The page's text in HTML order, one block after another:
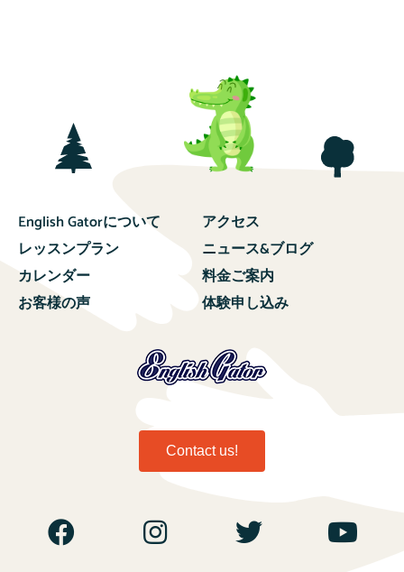
English Gatorについて
レッスンプラン
カレンダー
お客様の声
アクセス
ニュース&ブログ
料金ご案内
体験申し込み
Contact us!